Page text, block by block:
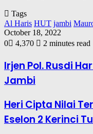
Tags
Al Haris HUT jambi
October 18, 2022
0
4,370 2 minutes read
Irjen Pol. Rusdi
Jambi
Heri Cipta Nilai
Eselon 2 Kerinci